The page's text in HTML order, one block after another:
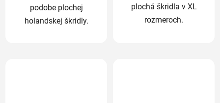
podobe plochej
holandskej škridly.
plochá škridla v XL
rozmeroch.